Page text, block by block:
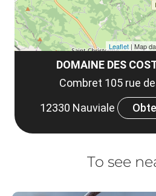
DOMAINE DES
Combret 105 rue
12330 Nauviale
Leaflet | Map
To see